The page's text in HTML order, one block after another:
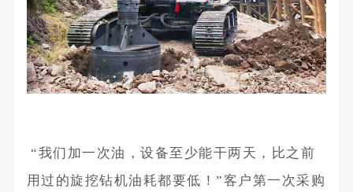
“我们加一次油，设备至少能干两天，比之前
用过的旋挖钻机油耗都要低！”客户第一次采购